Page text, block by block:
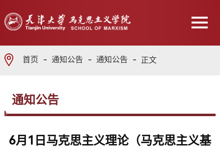
首页 通知公告 通知公告 正文
通知公告
6月1日马克思主义理论（马克思主义基